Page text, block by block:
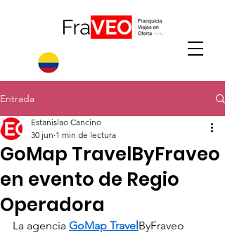
Entrada
GoMap TravelByFraveo
en evento de Regio
Operadora
Estanislao Cancino
30 jun 1 min de lectura
La agencia GoMap TravelByFraveo